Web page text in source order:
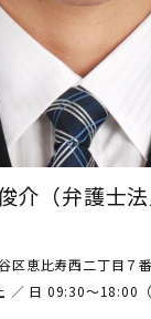
介（弁護士
区恵比寿西二丁目７
／ 日 09:30～18:00